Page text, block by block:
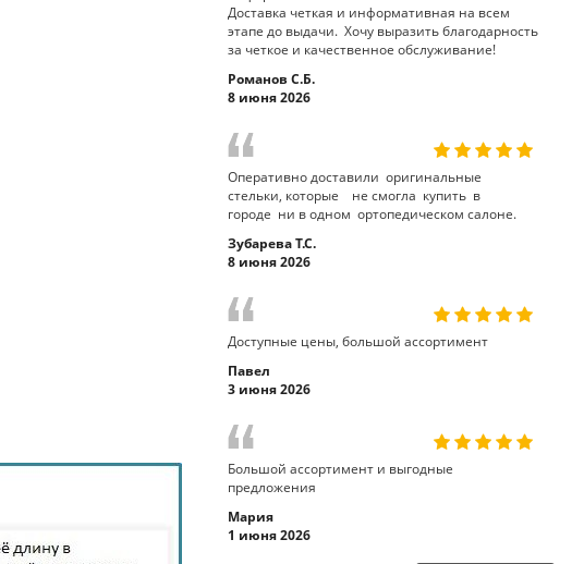
Доставка четкая и информативная на всем
этапе до выдачи. Хочу выразить благодарность
за четкое и качественное обслуживание!
Романов С.Б.
8 июня 2026
Оперативно доставили оригинальные
стельки, которые не смогла купить в
городе ни в одном ортопедическом салоне.
Зубарева Т.С.
8 июня 2026
Доступные цены, большой ассортимент
Павел
3 июня 2026
Большой ассортимент и выгодные
предложения
Мария
1 июня 2026